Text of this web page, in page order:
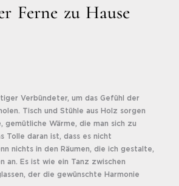
r Ferne zu Hause
Verbündeter, um das Gefühl der
Tisch und Stühle aus Holz sorgen
gemütliche Wärme, die man sich zu
Tolle daran ist, dass es nicht
nichts in den Räumen, die ich gestalte,
an. Es ist wie ein Tanz zwischen
der die gewünschte Harmonie